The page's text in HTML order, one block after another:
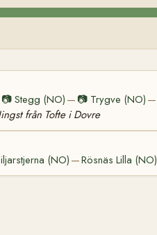
📷 Stegg (NO) — 📷 Trygve (NO) —
från Tofte i Dovre
(NO)—Rösnäs Lilla (NO)